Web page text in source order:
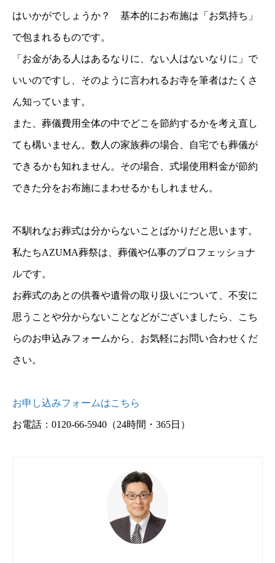
はいかがでしょうか？ 基本的にお布施は「お気持ち」
で包まれるものです。
「お金がある人はあるなりに、ない人はないなりに」で
いいのですし、そのように言われるお寺を筆者はたくさ
ん知っています。
また、葬儀費用全体の中でどこを節約するかを考え直し
ても構いません。数人の家族葬の場合、自宅でも葬儀が
できるかも知れません。その場合、式場使用料金が節約
できた分をお布施にまわせるかもしれません。
不馴れなお葬式は分からないことばかりだと思います。
私たちAZUMA葬祭は、葬儀や仏事のプロフェッショナ
ルです。
お葬式のあとの供養や遺骨の取り扱いについて、不安に
思うことや分からないことなどがございましたら、こち
らのお申込みフォームから、お気軽にお問い合わせくだ
さい。
お申し込みフォームはこちら
お電話：0120-66-5940 （24時間・365日）